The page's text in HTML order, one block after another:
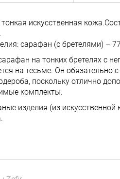
искусственная
сарафан (с бретелями) –
на тонких бретелях с
на тесьме. Он обязательно
поскольку отлично
комплекты.
изделия (из искусственной